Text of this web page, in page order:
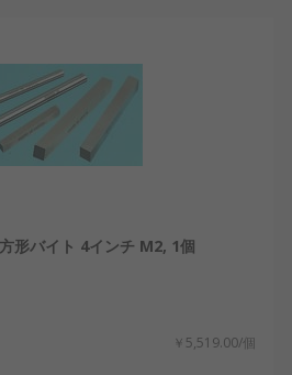
形バイト 4インチ M2, 1個
￥5,519.00/個